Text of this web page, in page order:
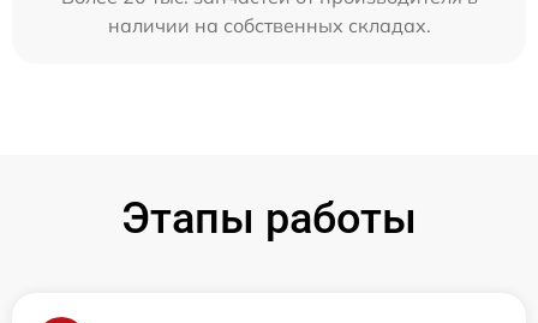
наличии на собственных складах.
Этапы работы